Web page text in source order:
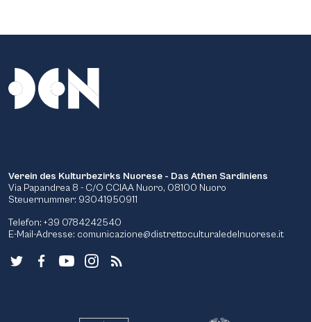
Verein des Kulturbezirks Nuorese - Das Athen Sardiniens
Via Papandrea 8 - C/O CCIAA Nuoro, 08100 Nuoro
Steuernummer: 93041950911
Telefon: +39 0784242540
E-Mail-Adresse: comunicazione@distrettoculturaledelnuorese.it